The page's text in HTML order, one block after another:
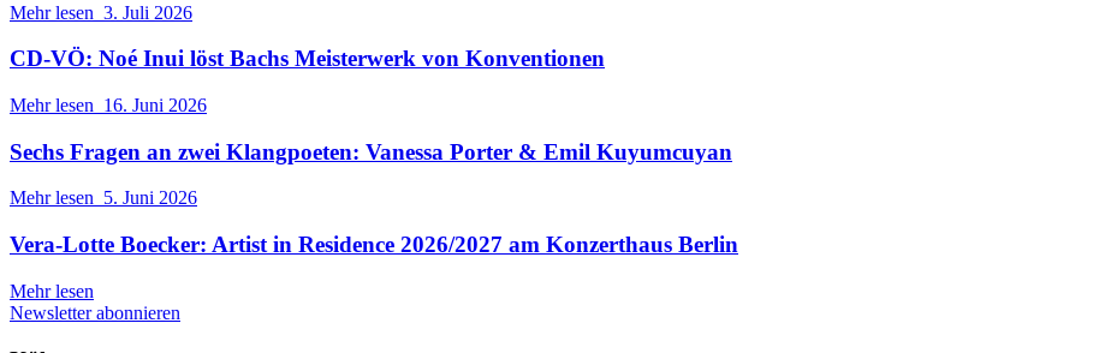
Mehr lesen 3. Juli 2026
CD-VÖ: Noé Inui löst Bachs Meisterwerk von Konventionen
Mehr lesen 16. Juni 2026
Sechs Fragen an zwei Klangpoeten: Vanessa Porter & Emil Kuyumcuyan
Mehr lesen 5. Juni 2026
Vera-Lotte Boecker: Artist in Residence 2026/2027 am Konzerthaus Berlin
Mehr lesen
Newsletter abonnieren